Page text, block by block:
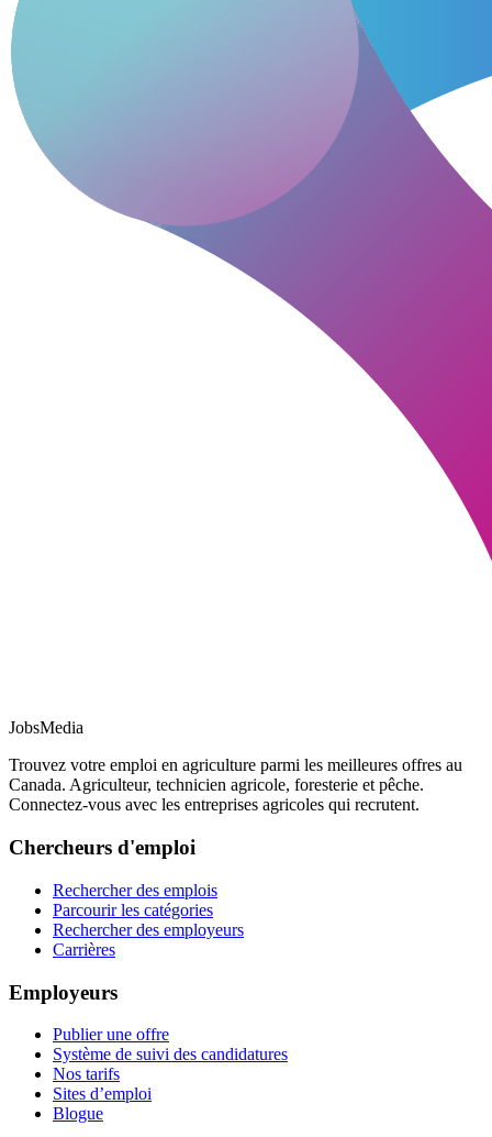
JobsMedia
Trouvez votre emploi en agriculture parmi les meilleures offres au
Canada. Agriculteur, technicien agricole, foresterie et pêche.
Connectez-vous avec les entreprises agricoles qui recrutent.
Chercheurs d'emploi
Rechercher des emplois
Parcourir les catégories
Rechercher des employeurs
Carrières
Employeurs
Publier une offre
Système de suivi des candidatures
Nos tarifs
Sites d’emploi
Blogue